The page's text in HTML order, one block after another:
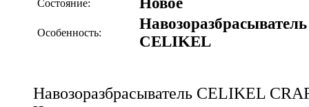
Состояние:
Особенность:
Навозоразбрасыватель
CELIKEL
Навозоразбрасыватель CELIKEL